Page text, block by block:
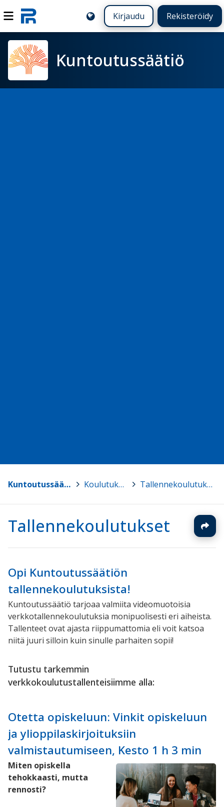
Kirjaudu Rekisteröidy
Kuntoutussäätiö
Kuntoutussäätiö > Koulutukset Tallennekoulutukset
Tallennekoulutukset
Opi Kuntoutussäätiön
tallennekoulutuksista!
Kuntoutussäätiö tarjoaa valmiita videomuotoisia
verkkotallennekoulutuksia monipuolisesti eri aiheista.
Tallenteet ovat ajasta riippumattomia eli voit katsoa
niitä juuri silloin kuin sinulle parhaiten sopii!
Tutustu tarkemmin
verkkokoulutustallenteisiimme alla:
Otetta opiskeluun: Vinkit opiskeluun
ja ylioppilaskirjoituksiin
valmistautumiseen, Kesto 1 h 3 min
Miten opiskella
tehokkaasti, mutta
rennosti?